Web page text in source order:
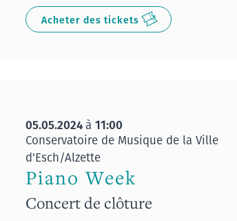
Acheter des tickets
05.05.2024à 11:00
Conservatoire de Musique de la Ville
d'Esch/Alzette
Piano Week
Concert de clôture